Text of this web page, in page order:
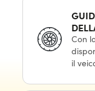
Con
il